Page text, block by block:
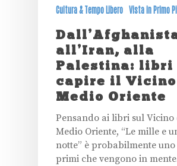
Cultura & Tempo Libero Vista in Primo
all’Iran, alla
Palestina: libri
capire il Vicino
Medio Oriente
Pensando ai libri sul Vicino
Medio Oriente, “Le mille e
notte” è probabilmente
primi che vengono in